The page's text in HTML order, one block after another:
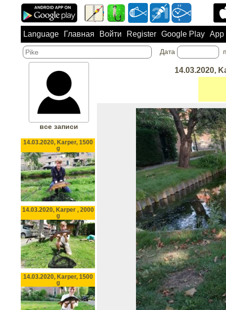
Language Главная Войти Register Google Play App
Дата
14.03.2020,
все записи
14.03.2020, Karper, 1500
g
14.03.2020, Karper , 2000
g
14.03.2020, Karper, 1500
g